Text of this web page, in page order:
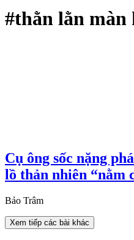
#thằn lằn màn
Cụ ông sốc nặng
lồ thản nhiên “nằm
Bảo Trâm
Xem tiếp các bài khác